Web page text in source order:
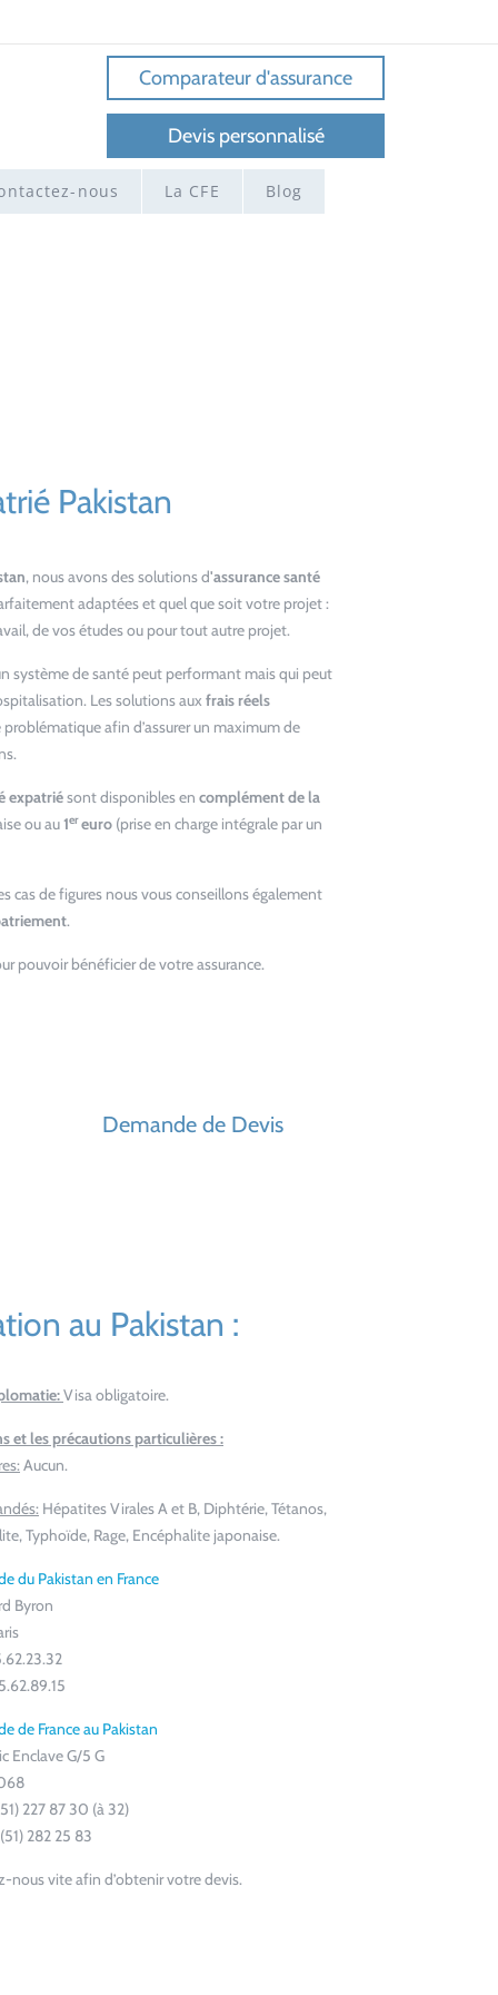
Comparateur d'assurance
Devis personnalisé
nous La CFE Blog
Pakistan
, nous avons des solutions d'assurance santé
adaptées et quel que soit votre projet :
de vos études ou pour tout autre projet.
système de santé peut performant mais qui peut
Les solutions aux frais réels
afin d’assurer un maximum de
expatriésont disponibles en complément de la
ou au1er euro(prise en charge intégrale par un
cas de figures nous vous conseillons également
.
pouvoir bénéficier de votre assurance.
Demande de Devis
au Pakistan :
Visa obligatoire.
et les précautions particulières :
Aucun.
Hépatites Virales A et B, Diphtérie, Tétanos,
Typhoïde, Rage, Encéphalite japonaise.
du Pakistan en France
Byron
de France au Pakistan
Enclave G/5 G
227 87 30 (à 32)
282 25 83
nous vite afin d’obtenir votre devis.